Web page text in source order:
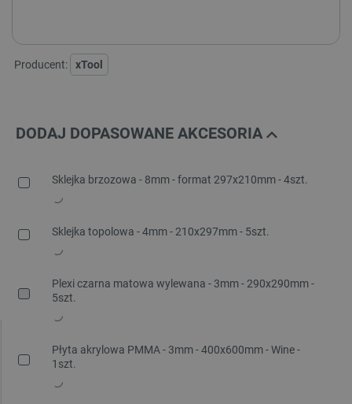
Producent: xTool
DODAJ DOPASOWANE AKCESORIA
Sklejka brzozowa - 8mm - format 297x210mm - 4szt.
Sklejka topolowa - 4mm - 210x297mm - 5szt.
Plexi czarna matowa wylewana - 3mm - 290x290mm -
5szt.
Płyta akrylowa PMMA - 3mm - 400x600mm - Wine -
1szt.